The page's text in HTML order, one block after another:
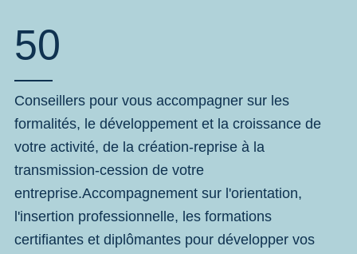
50
Conseillers pour vous accompagner sur les
formalités, le développement et la croissance de
votre activité, de la création-reprise à la
transmission-cession de votre
entreprise.Accompagnement sur l'orientation,
l'insertion professionnelle, les formations
certifiantes et diplômantes pour développer vos